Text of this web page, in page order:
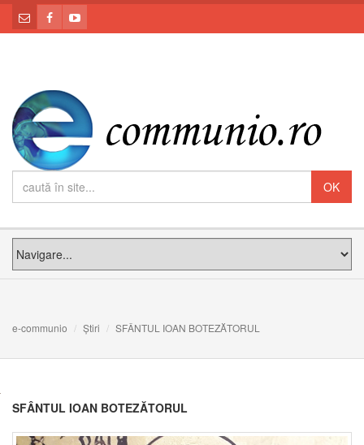
e-communio Știri SFÂNTUL IOAN BOTEZĂTORUL
SFÂNTUL IOAN BOTEZĂTORUL